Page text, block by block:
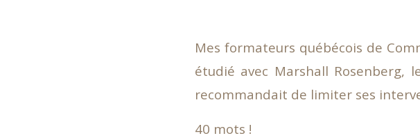
Mes formateurs québécois de
étudié avec Marshall
recommandait de limiter ses
40 mots !